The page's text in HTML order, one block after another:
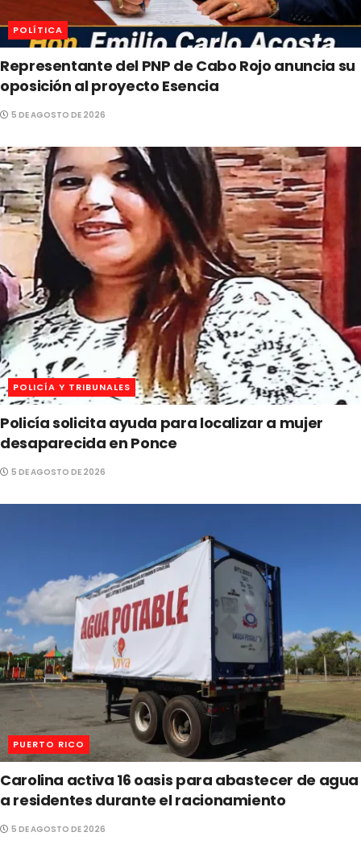
POLÍTICA
Representante del PNP de Cabo Rojo anuncia su
oposición al proyecto Esencia
5 DE AGOSTO DE 2026
POLICÍA Y TRIBUNALES
Policía solicita ayuda para localizar a mujer
desaparecida en Ponce
5 DE AGOSTO DE 2026
PUERTO RICO
Carolina activa 16 oasis para abastecer de agua
a residentes durante el racionamiento
5 DE AGOSTO DE 2026